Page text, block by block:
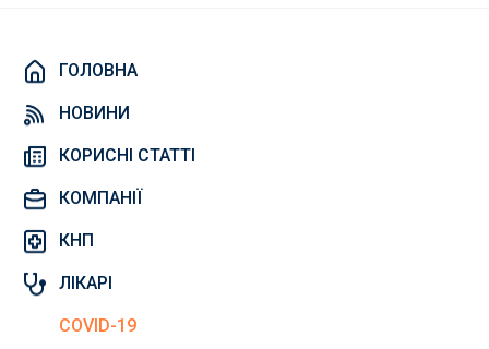
ГОЛОВНА
НОВИНИ
КОРИСНІ СТАТТІ
КОМПАНІЇ
КНП
ЛІКАРІ
COVID-19